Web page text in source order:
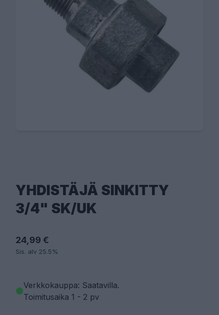
YHDISTÄJÄ SINKITTY
3/4" SK/UK
24,99 €
Sis. alv 25.5%
Verkkokauppa: Saatavilla.
Toimitusaika 1 - 2 pv